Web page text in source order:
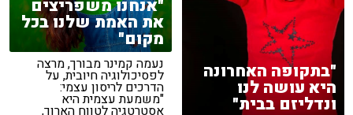
"בתקופה האחרונה
היא עושה לנו
ונדליזם בבית"
"אנחנו משפריצים
את האמת שלנו בכל
מקום"
נעמה קמינר מבורך, מרצה
לפסיכולוגיה חיובית, על
הדרכים לריסון עצמי:
"משמעת עצמית היא